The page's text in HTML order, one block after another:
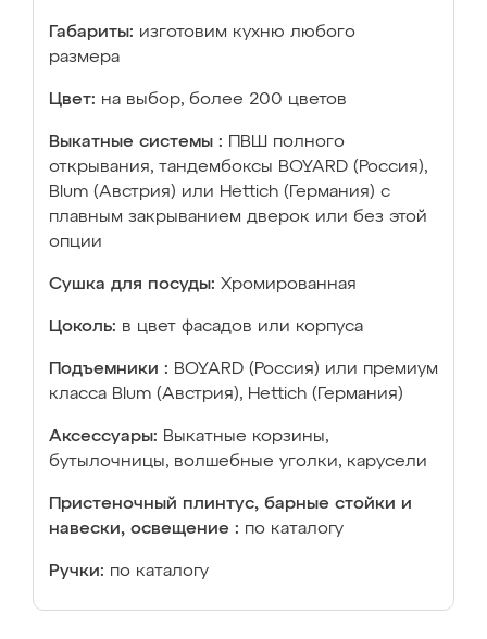
Габариты: изготовим кухню любого
размера
Цвет: на выбор, более 200 цветов
Выкатные системы :
ПВШ полного
открывания, тандембоксы BOYARD (Россия),
Blum (Австрия) или Hettich (Германия) с
плавным закрыванием дверок или без этой
опции
Сушка для посуды: Хромированная
Цоколь: в цвет фасадов или корпуса
Подъемники : BOYARD (Россия) или премиум
класса Blum (Австрия), Hettich (Германия)
Аксессуары: Выкатные корзины,
бутылочницы, волшебные уголки, карусели
Пристеночный плинтус, барные стойки и
навески, освещение : по каталогу
Ручки: по каталогу